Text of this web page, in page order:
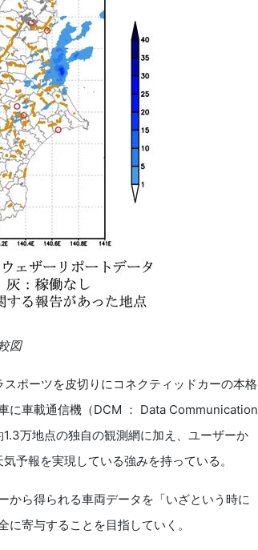
図
ポーツを皮切りにコネクティッドカーの本格
に車載通信機（DCM ： Data Communication
万地点の独自の観測網に加え、ユーザーか
予報を実現している強みを持っている。
から得られる車両データを「いざという時に
寄与することを目指していく。